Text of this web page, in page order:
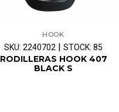
HOOK
SKU: 2240702 | STOCK: 85
RODILLERAS HOOK 407
BLACK S